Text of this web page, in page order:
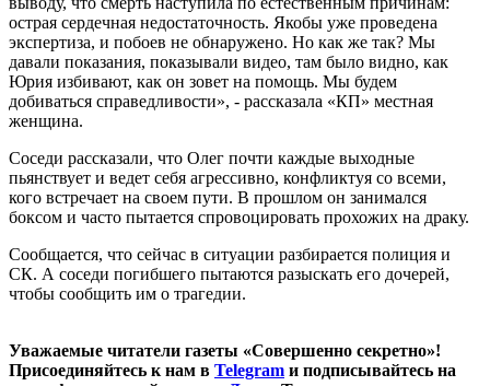
острая сердечная недостаточность. Якобы уже проведена
экспертиза, и побоев не обнаружено. Но как же так? Мы
давали показания, показывали видео, там было видно, как
Юрия избивают, как он зовет на помощь. Мы будем
добиваться справедливости», - рассказала «КП» местная
женщина.
Соседи рассказали, что Олег почти каждые выходные
пьянствует и ведет себя агрессивно, конфликтуя со всеми,
кого встречает на своем пути. В прошлом он занимался
боксом и часто пытается спровоцировать прохожих на драку.
Сообщается, что сейчас в ситуации разбирается полиция и
СК. А соседи погибшего пытаются разыскать его дочерей,
чтобы сообщить им о трагедии.
Уважаемые читатели газеты «Совершенно секретно»!
Присоединяйтесь к нам в Telegram и подписывайтесь на